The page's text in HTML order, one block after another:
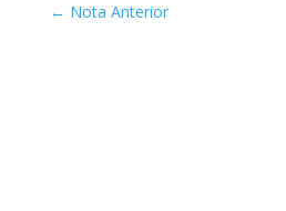
← Nota Anterior